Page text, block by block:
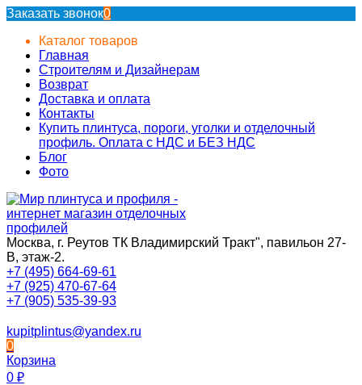
Заказать звонок0
Каталог товаров
Главная
Строителям и Дизайнерам
Возврат
Доставка и оплата
Контакты
Купить плинтуса, пороги, уголки и отделочный
профиль. Оплата с НДС и БЕЗ НДС
Блог
Фото
Москва, г. Реутов ТК Владимирский Тракт", павильон 27-
В, этаж-2.
+7 (495) 664-69-61
+7 (925) 470-67-64
+7 (905) 535-39-93
kupitplintus@yandex.ru
0
Корзина
0 ₽